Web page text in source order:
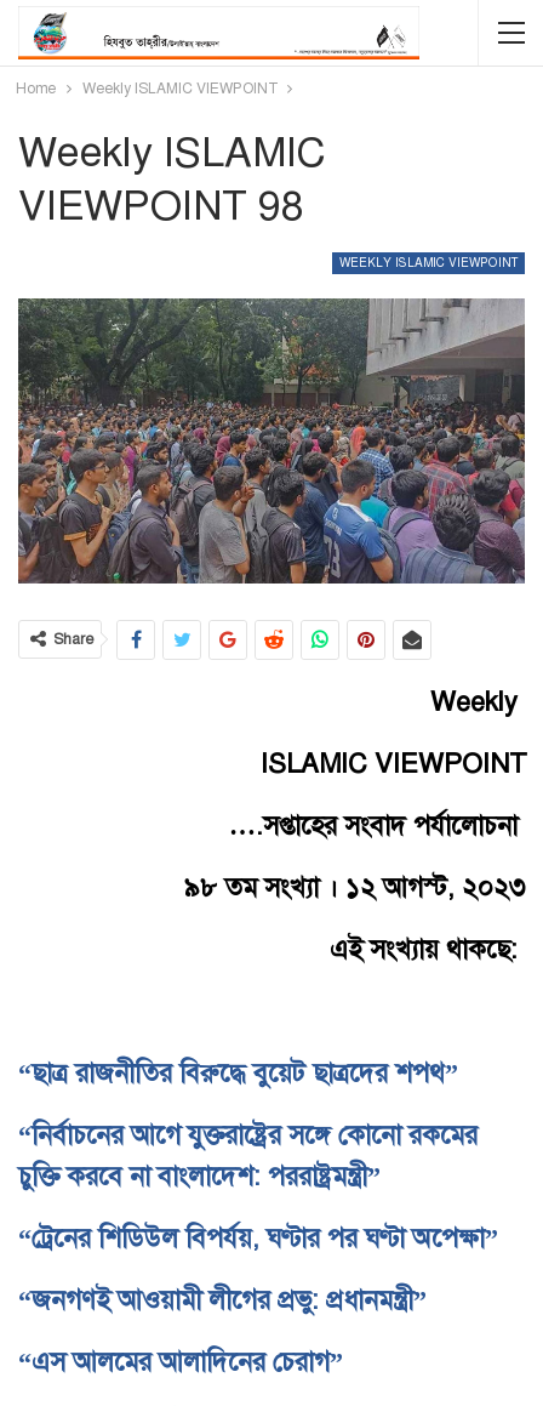
Home Weekly ISLAMIC VIEWPOINT
Weekly ISLAMIC
VIEWPOINT 98
WEEKLY ISLAMIC VIEWPOINT
Share
Weekly
ISLAMIC VIEWPOINT
….সপ্তাহের সংবাদ পর্যালোচনা
৯৮ তম সংখ্যা । ১২ আগস্ট, ২০২৩
এই সংখ্যায় থাকছে:
“ছাত্র রাজনীতির বিরুদ্ধে বুয়েট ছাত্রদের শপথ”
“নির্বাচনের আগে যুক্তরাষ্ট্রের সঙ্গে কোনো রকমের
চুক্তি করবে না বাংলাদেশ: পররাষ্ট্রমন্ত্রী”
“ট্রেনের শিডিউল বিপর্যয়, ঘণ্টার পর ঘণ্টা অপেক্ষা”
“জনগণই আওয়ামী লীগের প্রভু: প্রধানমন্ত্রী”
“এস আলমের আলাদিনের চেরাগ”